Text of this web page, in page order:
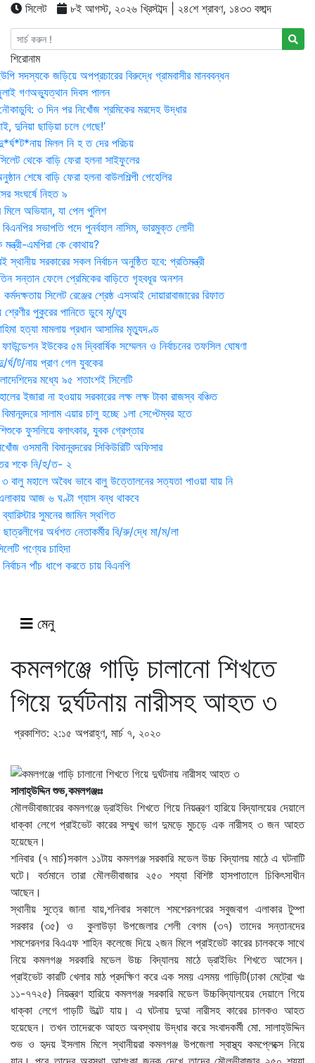
সিলেট ৮ই আগস্ট, ২০২৬ খ্রিস্টাব্দ | ২৪শে শ্রাবণ, ১৪৩৩ বঙ্গাব্দ
শিরোনাম
সদস্যকে জড়িয়ে অপপ্রচারের বিরুদ্ধে গ্রামবাসীর মানববন্ধন
গণঅভ্যুত্থান দিবস পালন
৩ দিন পর নিখোঁজ শ্রমিকের মরদেহ উদ্ধার
দুনিয়া ছাড়িয়া চলে গেছে!’
মিলল নি হ ত দের পরিচয়
থেকে বাড়ি ফেরা হলনা সাইফুলের
শেষে বাড়ি ফেরা হলনা বাউলশিল্পী পেহেলির
সংঘর্ষে নিহত ৯
মিলে অভিযান, যা পেল পুলিশ
সভাপতি পদে পুনর্বহাল নাসিম, ভারমুক্ত লোদী
মন্ত্রী-এমপিরা কে কোথায়?
সরকারের সকল নির্বাচন অনুষ্ঠিত হবে: প্রতিমন্ত্রী
সন্তান ফেলে প্রেমিকের বাড়িতে গৃহবধূর অনশন
সিলেট রেঞ্জের শ্রেষ্ঠ এসআই দোয়ারাবাজারের রিফাত
শ্রেণীর পুকুরের পানিতে ডুবে মৃ/ত্যু
হত্যা মামলায় প্রধান আসামির মৃত্যুদণ্ড
ইউকের ৫ম দ্বিবার্ষিক সম্মেলন ও নির্বাচনের তফসিল ঘোষণা
ট/নায় প্রাণ গেল যুবকের
মধ্যে ৯৫ শতাংশই সিলেটি
ইজারা না হওয়ায় সরকারের লক্ষ লক্ষ টাকা রাজস্ব বঞ্চিত
সালাম এয়ার চালু হচ্ছে ১লা সেপ্টেম্বর হতে
ফুসলিয়ে বলাৎকার, যুবক গ্রেপ্তার
ওসমানী বিমানবন্দরের সিকিউরিটি অফিসার
শকে নি/হ/ত- ২
বালু মহালে অবৈধ ভাবে বালু উত্তোলনের সত্যতা পাওয়া যায় নি
আজ ৬ ঘণ্টা গ্যাস বন্ধ থাকবে
সুমনের জামিন স্থগিত
ছাত্রলীগের অর্ধশত নেতাকর্মীর বি/রু/দ্ধে মা/ম/লা
পণ্যের চাহিদা
পাঁচ ধাপে করতে চায় বিএনপি
মেনু
কমলগঞ্জে গাড়ি চালানো শিখতে
গিয়ে দুর্ঘটনায় নারীসহ আহত ৩
প্রকাশিত: ২:১৫ অপরাহ্ণ, মার্চ ৭, ২০২০
সালাহ্উদ্দিন শুভ,কমলগঞ্জঃঃ
মৌলভীবাজারের কমলগঞ্জে ড্রাইভিং শিখতে গিয়ে নিয়ন্ত্রণ হারিয়ে বিদ্যালয়ের দেয়ালে
ধাক্কা লেগে প্রাইভেট কারের সম্মুখ ভাগ দুমড়ে মুচড়ে এক নারীসহ ৩ জন আহত
হয়েছেন।
শনিবার (৭ মার্চ)সকাল ১১টায় কমলগঞ্জ সরকারি মডেল উচ্চ বিদ্যালয় মাঠে এ ঘটনাটি
ঘটে। বর্তমানে তারা মৌলভীবাজার ২৫০ শয্যা বিশিষ্ট হাসপাতালে চিকিৎসাধীন
আছেন।
স্থানীয় সুত্রে জানা যায়,শনিবার সকালে শমশেরনগরের সবুজবাগ এলাকার টুম্পা
সরকার (৩৫) ও কুলাউড়া উপজেলার শেলী বেগম (৩৭) তাদের সন্তানদের
শমশেরনগর বিএএফ শাহিন কলেজে দিয়ে ২জন মিলে প্রাইভেট কারের চালককে সাথে
নিয়ে কমলগঞ্জ সরকারি মডেল উচ্চ বিদ্যালয় মাঠে ড্রাইভিং শিখতে আসেন।
প্রাইভেট কারটি খেলার মাঠ প্রদক্ষিণ করে এক সময় এসময় গাড়িটি(ঢাকা মেট্রো খঃ
১১-৭৭২৫) নিয়ন্ত্রণ হারিয়ে কমলগঞ্জ সরকারি মডেল উচ্চবিদ্যালয়ের দেয়ালে গিয়ে
ধাক্কা লেগে গাড়টি উল্টে যায়। এ ঘটনায় দুআ নারীসহ কারের চালকও আহত
হয়েছেন। তখন তাদেরকে আহত অবস্থায় উদ্ধার করে সংবাদকর্মী মো. সালাহ্উদ্দিন
শুভ ও হৃদয় ইসলাম মিলে স্থানীয়রা কমলগঞ্জ উপজেলা স্বাস্থ্য কমপ্লেক্সে নিয়ে